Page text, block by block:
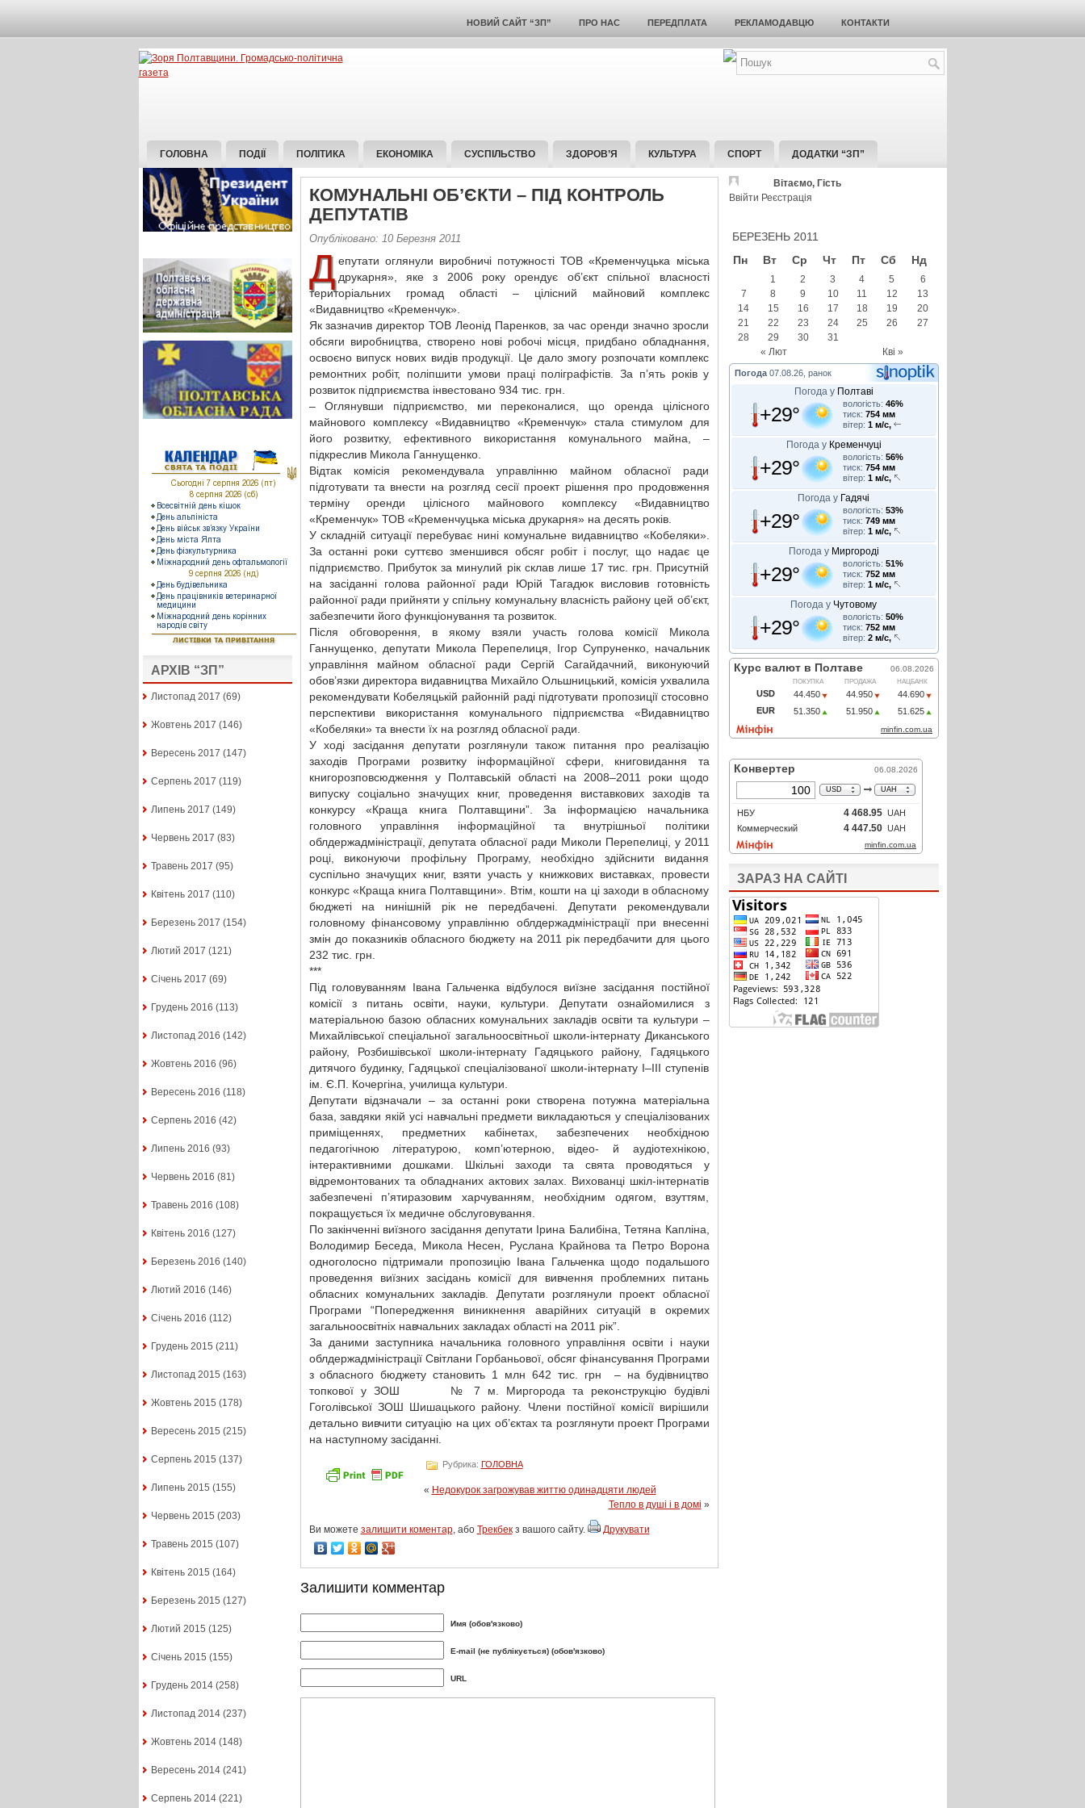
НОВИЙ САЙТ “ЗП” ПРО НАС ПЕРЕДПЛАТА РЕКЛАМОДАВЦЮ КОНТАКТИ
ГОЛОВНА ПОДІЇ ПОЛІТИКА ЕКОНОМІКА СУСПІЛЬСТВО ЗДОРОВ’Я КУЛЬТУРА СПОРТ ДОДАТКИ “ЗП”
АРХІВ “ЗП”
Листопад 2017 (69)
Жовтень 2017 (146)
Вересень 2017 (147)
Серпень 2017 (119)
Липень 2017 (149)
Червень 2017 (83)
Травень 2017 (95)
Квітень 2017 (110)
Березень 2017 (154)
Лютий 2017 (121)
Січень 2017 (69)
Грудень 2016 (113)
Листопад 2016 (142)
Жовтень 2016 (96)
Вересень 2016 (118)
Серпень 2016 (42)
Липень 2016 (93)
Червень 2016 (81)
Травень 2016 (108)
Квітень 2016 (127)
Березень 2016 (140)
Лютий 2016 (146)
Січень 2016 (112)
Грудень 2015 (211)
Листопад 2015 (163)
Жовтень 2015 (178)
Вересень 2015 (215)
Серпень 2015 (137)
Липень 2015 (155)
Червень 2015 (203)
Травень 2015 (107)
Квітень 2015 (164)
Березень 2015 (127)
Лютий 2015 (125)
Січень 2015 (155)
Грудень 2014(258)
Листопад 2014(237)
Жовтень 2014(148)
Вересень 2014(241)
Серпень 2014(221)
КОМУНАЛЬНІ ОБ’ЄКТИ – ПІД КОНТРОЛЬ
ДЕПУТАТІВ
Опубліковано: 10 Березня 2011
Д епутати оглянули виробничі потужності ТОВ «Кременчуцька міська
друкарня», яке з 2006 року орендує об’єкт спільної власності
територіальних громад області – цілісний майновий комплекс
«Видавництво «Кременчук».
Як зазначив директор ТОВ Леонід Паренков, за час оренди значно зросли
обсяги виробництва, створено нові робочі місця, придбано обладнання,
освоєно випуск нових видів продукції. Це дало змогу розпочати комплекс
ремонтних робіт, поліпшити умови праці поліграфістів. За п’ять років у
розвиток підприємства інвестовано 934 тис. грн.
– Оглянувши підприємство, ми переконалися, що оренда цілісного
майнового комплексу «Видавництво «Кременчук» стала стимулом для
його розвитку, ефективного використання комунального майна, –
підкреслив Микола Ганнущенко.
Відтак комісія рекомендувала управлінню майном обласної ради
підготувати та внести на розгляд сесії проект рішення про продовження
терміну оренди цілісного майнового комплексу «Видавництво
«Кременчук» ТОВ «Кременчуцька міська друкарня» на десять років.
У складній ситуації перебуває нині комунальне видавництво «Кобеляки».
За останні роки суттєво зменшився обсяг робіт і послуг, що надає це
підприємство. Прибуток за минулий рік склав лише 17 тис. грн. Присутній
на засіданні голова районної ради Юрій Тагадюк висловив готовність
районної ради прийняти у спільну комунальну власність району цей об’єкт,
забезпечити його функціонування та розвиток.
Після обговорення, в якому взяли участь голова комісії Микола
Ганнущенко, депутати Микола Перепелиця, Ігор Супруненко, начальник
управління майном обласної ради Сергій Сагайдачний, виконуючий
обов’язки директора видавництва Михайло Ольшницький, комісія ухвалила
рекомендувати Кобеляцькій районній раді підготувати пропозиції стосовно
перспективи використання комунального підприємства «Видавництво
«Кобеляки» та внести їх на розгляд обласної ради.
У ході засідання депутати розглянули також питання про реалізацію
заходів Програми розвитку інформаційної сфери, книговидання та
книгорозповсюдження у Полтавській області на 2008–2011 роки щодо
випуску соціально значущих книг, проведення виставкових заходів та
конкурсу «Краща книга Полтавщини”. За інформацією начальника
головного управління інформаційної та внутрішньої політики
облдержадміністрації, депутата обласної ради Миколи Перепелиці, у 2011
році, виконуючи профільну Програму, необхідно здійснити видання
суспільно значущих книг, взяти участь у книжкових виставках, провести
конкурс «Краща книга Полтавщини». Втім, кошти на ці заходи в обласному
бюджеті на нинішній рік не передбачені. Депутати рекомендували
головному фінансовому управлінню облдержадміністрації при внесенні
змін до показників обласного бюджету на 2011 рік передбачити для цього
232 тис. грн.
***
Під головуванням Івана Гальченка відбулося виїзне засідання постійної
комісії з питань освіти, науки, культури. Депутати ознайомилися з
матеріальною базою обласних комунальних закладів освіти та культури –
Михайлівської спеціальної загальноосвітньої школи-інтернату Диканського
району, Розбишівської школи-інтернату Гадяцького району, Гадяцького
дитячого будинку, Гадяцької спеціалізованої школи-інтернату I–III ступенів
ім. Є.П. Кочергіна, училища культури.
Депутати відзначали – за останні роки створена потужна матеріальна
база, завдяки якій усі навчальні предмети викладаються у спеціалізованих
приміщеннях, предметних кабінетах, забезпечених необхідною
педагогічною літературою, комп’ютерною, відео- й аудіотехнікою,
інтерактивними дошками. Шкільні заходи та свята проводяться у
відремонтованих та обладнаних актових залах. Вихованці шкіл-інтернатів
забезпечені п’ятиразовим харчуванням, необхідним одягом, взуттям,
покращується їх медичне обслуговування.
По закінченні виїзного засідання депутати Ірина Балибіна, Тетяна Капліна,
Володимир Беседа, Микола Несен, Руслана Крайнова та Петро Ворона
одноголосно підтримали пропозицію Івана Гальченка щодо подальшого
проведення виїзних засідань комісії для вивчення проблемних питань
обласних комунальних закладів. Депутати розглянули проект обласної
Програми “Попередження виникнення аварійних ситуацій в окремих
загальноосвітніх навчальних закладах області на 2011 рік”.
За даними заступника начальника головного управління освіти і науки
облдержадміністрації Світлани Горбаньової, обсяг фінансування Програми
з обласного бюджету становить 1 млн 642 тис. грн – на будівництво
топкової у ЗОШ № 7 м. Миргорода та реконструкцію будівлі
Гоголівської ЗОШ Шишацького району. Члени постійної комісії вирішили
детально вивчити ситуацію на цих об’єктах та розглянути проект Програми
на наступному засіданні.
Рубрика: ГОЛОВНА
« Недокурок загрожував життю одинадцяти людей
Тепло в душі і в домі »
Ви можете залишити коментар, або Трекбекз вашого сайту. Друкувати
Залишити комментар
Имя (обов'язково)
E-mail (не публікується) (обов'язково)
URL
Вітаємо, Гість
Ввійти Реєстрація
БЕРЕЗЕНЬ 2011
Пн
Вт Ср Чт Пт Сб Нд
« Лют Кві »
1 2 3 4 5
6
7
8 9 10 11 12
13
14
15 16 17 18 19
20
21
22 23 24 25 26
27
28
29 30 31
Погода 07.08.26, ранок
Погода у Полтаві
+29° вологість: 46%
тиск: 754 мм
вітер: 1 м/с,
Погода у Кременчуці
+29° вологість: 56%
тиск: 754 мм
вітер: 1 м/с,
Погода у Гадячі
+29° вологість: 53%
тиск: 749 мм
вітер: 1 м/с,
Погода у Миргороді
+29° вологість: 51%
тиск: 752 мм
вітер: 1 м/с,
Погода у Чутовому
+29° вологість: 50%
тиск: 752 мм
вітер: 2 м/с,
ЗАРАЗ НА САЙТІ